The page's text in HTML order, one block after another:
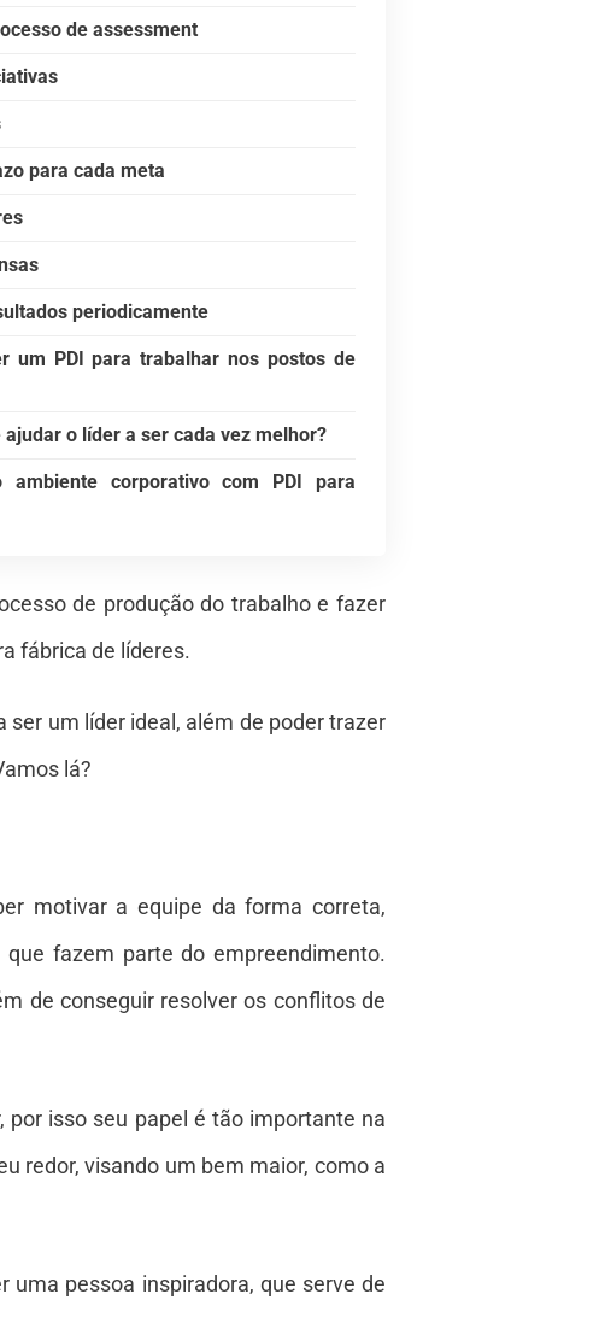
de assessment
para cada meta
periodicamente
um PDI para trabalhar nos postos de
o líder a ser cada vez melhor?
ambiente corporativo com PDI para
de produção do trabalho e fazer
fábrica de líderes.
ser um líder ideal, além de poder trazer
lá?
motivar a equipe da forma correta,
fazem parte do empreendimento.
de conseguir resolver os conflitos de
por isso seu papel é tão importante na
redor, visando um bem maior, como a
uma pessoa inspiradora, que serve de